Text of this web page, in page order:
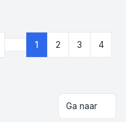
Pagina van
1 2 3 4
Ga naar